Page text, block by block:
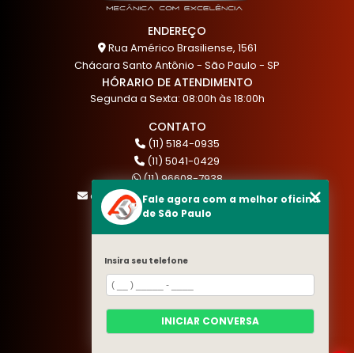
ENDEREÇO
Rua Américo Brasiliense, 1561
Chácara Santo Antônio - São Paulo - SP
HÓRARIO DE ATENDIMENTO
Segunda a Sexta: 08:00h às 18:00h
CONTATO
(11) 5184-0935
(11) 5041-0429
(11) 96608-7938
atendimento@akautocenter.com.br
MENU
HOME
QUEM SOMOS
SERVIÇOS
BLOG
Fale agora com a melhor oficina
de São Paulo
Insira seu telefone
INICIAR CONVERSA